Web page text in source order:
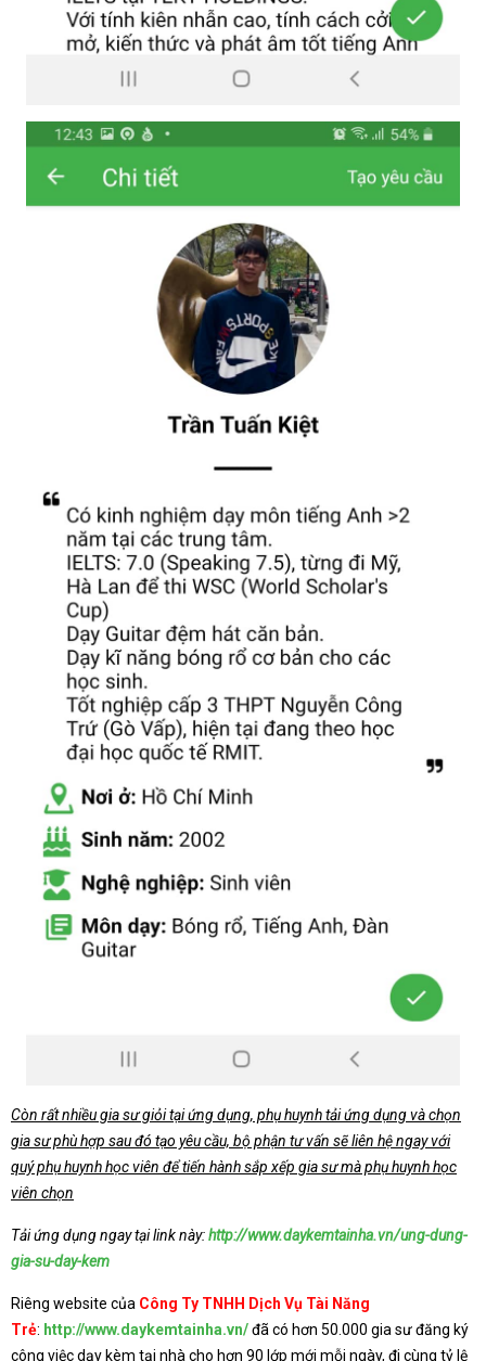
Còn rất nhiều gia sư giỏi tại ứng dụng, phụ huynh tải ứng dụng và chọn
gia sư phù hợp sau đó tạo yêu cầu, bộ phận tư vấn sẽ liên hệ ngay với
quý phụ huynh học viên để tiến hành sắp xếp gia sư mà phụ huynh học
viên chọn
Tải ứng dụng ngay tại link này:http://www.daykemtainha.vn/ung-dung-
gia-su-day-kem
Riêng website của Công Ty TNHH Dịch Vụ Tài Năng
Trẻ: http://www.daykemtainha.vn/đã có hơn 50.000 gia sư đăng ký
công việc dạy kèm tại nhà cho hơn 90 lớp mới mỗi ngày, đi cùng tỷ lệ